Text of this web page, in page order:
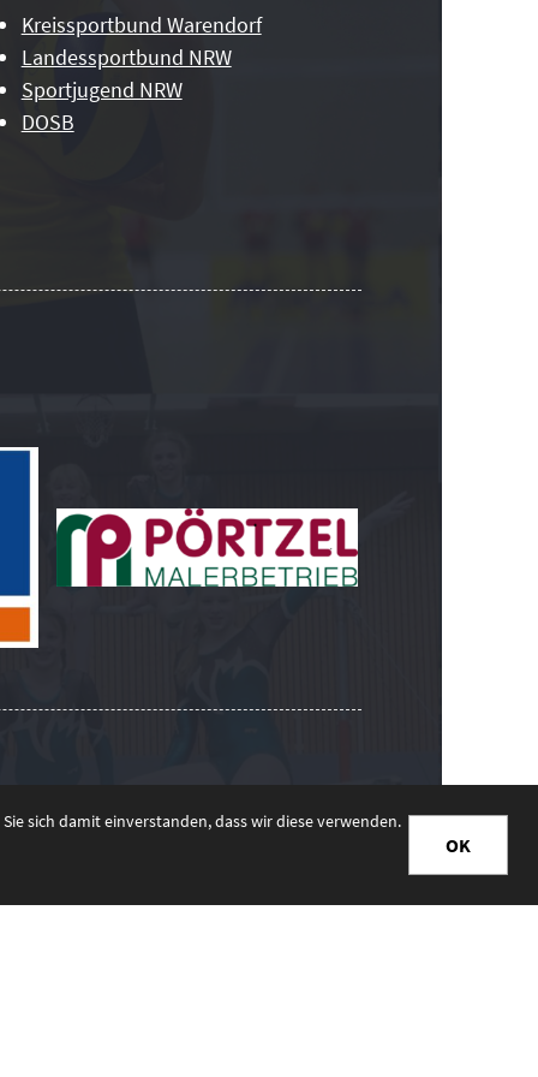
Kreissportbund Warendorf
Landessportbund NRW
Sportjugend NRW
DOSB
OK
sich damit einverstanden, dass wir diese verwenden.